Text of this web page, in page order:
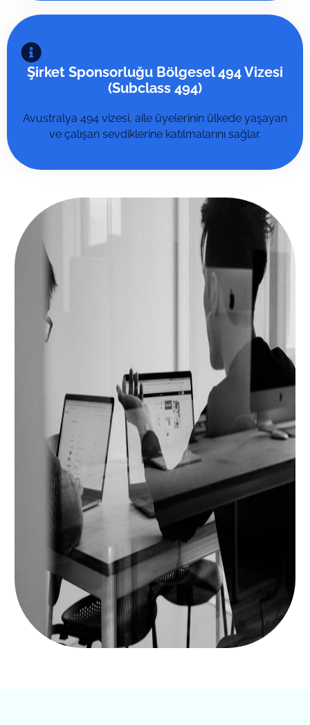
Şirket Sponsorluğu Bölgesel 494 Vizesi
(Subclass 494)
Avustralya 494 vizesi, aile üyelerinin ülkede yaşayan
ve çalışan sevdiklerine katılmalarını sağlar.